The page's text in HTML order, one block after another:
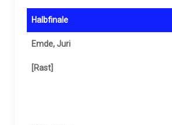
Halbfinale
Emde, Juri
[Rast]